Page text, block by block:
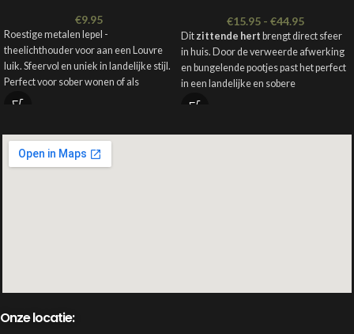
€9.95
Roestige metalen lepel -
theelichthouder voor aan een Louvre
luik. Sfeervol en uniek in landelijke stijl.
Perfect voor sober wonen of als
kerstdecoratie.
€15.95 - €44.95
Ditzittende hert brengt direct sfeer
in huis. Door de verweerde afwerking
en bungelende pootjes past het perfect
in een landelijke en sobere
kerstdecoratie.
Onze locatie: